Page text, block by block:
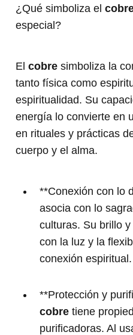
¿Qué simboliza el
especial?
El cobre simboliza la
tanto física como
espiritualidad. Su
energía lo convierte en
en rituales y prácticas
cuerpo y el alma.
**Conexión con lo
asocia con lo
culturas. Su brillo
con la luz y la
conexión espiritual.
**Protección y
cobre tiene
purificadoras. Al